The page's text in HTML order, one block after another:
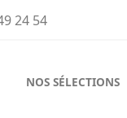
24 54
NOS SÉLECTIONS